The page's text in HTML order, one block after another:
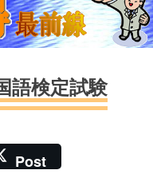
語検定試験
Post